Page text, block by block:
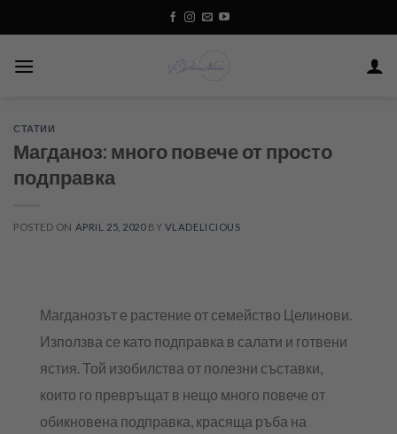
to
СТАТИИ
Магданоз: много повече от просто
подправка
POSTED ON APRIL 25, 2020BY VLADELICIOUS
Магданозът е растение от семейство Целинови.
Използва се като подправка в салати и готвени
ястия. Той изобилства от полезни съставки,
които го превръщат в нещо много повече от
обикновена подправка, красяща ръба на